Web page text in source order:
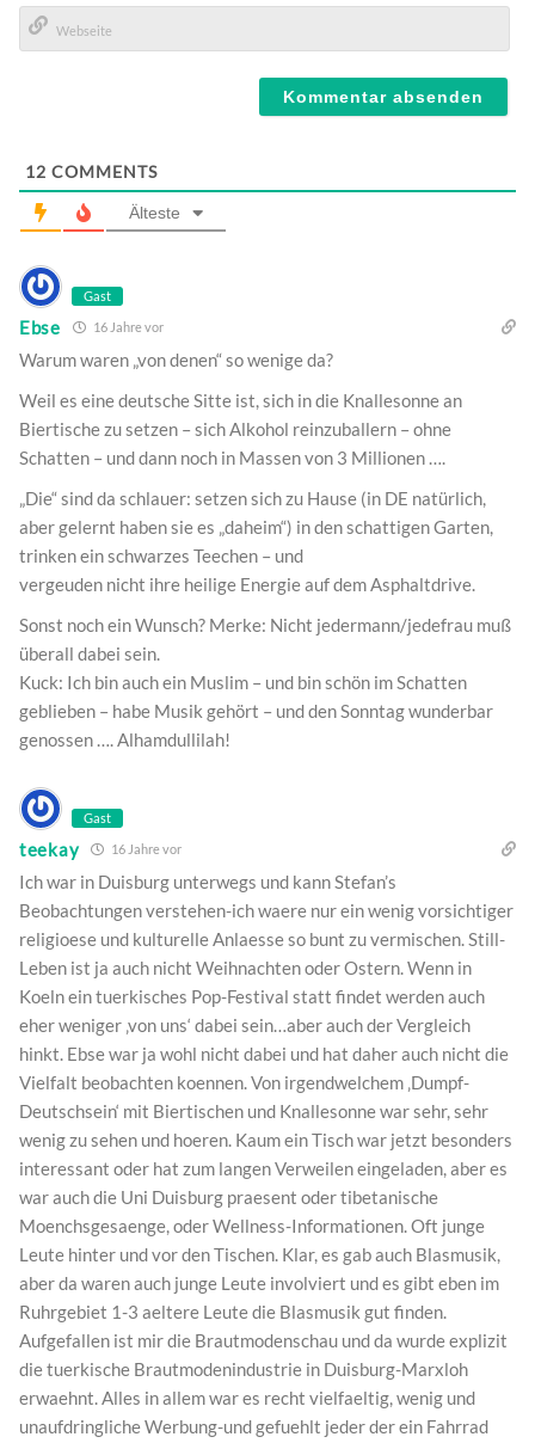
E-
Mail*
12 COMMENTS
Älteste
Gast
Ebse 16 Jahre vor
Warum waren „von denen“ so wenige da?
Weil es eine deutsche Sitte ist, sich in die Knallesonne an
Biertische zu setzen – sich Alkohol reinzuballern – ohne
Schatten – und dann noch in Massen von 3 Millionen ….
„Die“ sind da schlauer: setzen sich zu Hause (in DE natürlich,
aber gelernt haben sie es „daheim“) in den schattigen Garten,
trinken ein schwarzes Teechen – und
vergeuden nicht ihre heilige Energie auf dem Asphaltdrive.
Sonst noch ein Wunsch? Merke: Nicht jedermann/jedefrau muß
überall dabei sein.
Kuck: Ich bin auch ein Muslim – und bin schön im Schatten
geblieben – habe Musik gehört – und den Sonntag wunderbar
genossen …. Alhamdullilah!
Gast
teekay 16 Jahre vor
Ich war in Duisburg unterwegs und kann Stefan’s
Beobachtungen verstehen-ich waere nur ein wenig vorsichtiger
religioese und kulturelle Anlaesse so bunt zu vermischen. Still-
Leben ist ja auch nicht Weihnachten oder Ostern. Wenn in
Koeln ein tuerkisches Pop-Festival statt findet werden auch
eher weniger ‚von uns‘ dabei sein…aber auch der Vergleich
hinkt. Ebse war ja wohl nicht dabei und hat daher auch nicht die
Vielfalt beobachten koennen. Von irgendwelchem ‚Dumpf-
Deutschsein‘ mit Biertischen und Knallesonne war sehr, sehr
wenig zu sehen und hoeren. Kaum ein Tisch war jetzt besonders
interessant oder hat zum langen Verweilen eingeladen, aber es
war auch die Uni Duisburg praesent oder tibetanische
Moenchsgesaenge, oder Wellness-Informationen. Oft junge
Leute hinter und vor den Tischen. Klar, es gab auch Blasmusik,
aber da waren auch junge Leute involviert und es gibt eben im
Ruhrgebiet 1-3 aeltere Leute die Blasmusik gut finden.
Aufgefallen ist mir die Brautmodenschau und da wurde explizit
die tuerkische Brautmodenindustrie in Duisburg-Marxloh
erwaehnt. Alles in allem war es recht vielfaeltig, wenig und
unaufdringliche Werbung-und gefuehlt jeder der ein Fahrrad